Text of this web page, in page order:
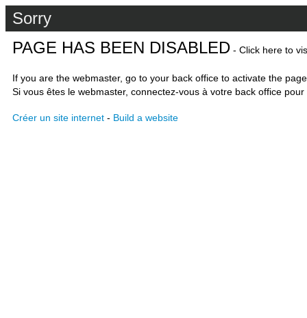
Sorry
PAGE HAS BEEN DISABLED - Click here to
If you are the webmaster, go to your back office to activate the
Si vous êtes le webmaster, connectez-vous à votre back office
Créer un site internet - Build a website